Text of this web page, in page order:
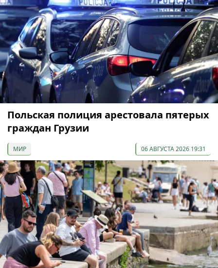
Польская полиция арестовала пятерых
граждан Грузии
МИР 06 АВГУСТА 2026 19:31